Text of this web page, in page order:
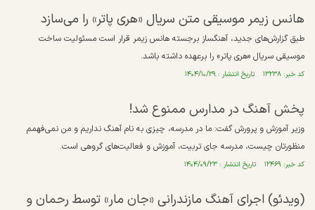
هانس زیمر موسیقی متن سریال «هری پاتر» را می‌سازد
طبق گزارش‌های جدید، آهنگساز برجسته هانس زیمر قرار است مسئولیت ساخت
موسیقی سریال «هری پاتر» را برعهده داشته باشد.
کد خبر: ۱۳۲۳۸ تاریخ انتشار : ۱۴۰۴/۱۰/۲۹
پخش آهنگ در مدارس ممنوع شد!
وزیر آموزش و پرورش گفت: ما در مدرسه، چیزی به نام آهنگ نداریم و من نمی‌فهمم
منظورتان چیست، مدرسه جای تربیت، آموزش و فعالیت‌های گروهی است.
کد خبر: ۱۲۴۶۹ تاریخ انتشار : ۱۴۰۴/۰۹/۲۳
(ویدئو) اجرای آهنگ مازندرانی «جان مار» توسط رحمان و